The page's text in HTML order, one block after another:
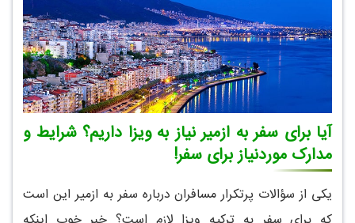
آیا برای سفر به ازمیر نیاز به ویزا داریم؟ شرایط و
مدارک موردنیاز برای سفر!
یکی از سؤالات پرتکرار مسافران درباره سفر به ازمیر این است